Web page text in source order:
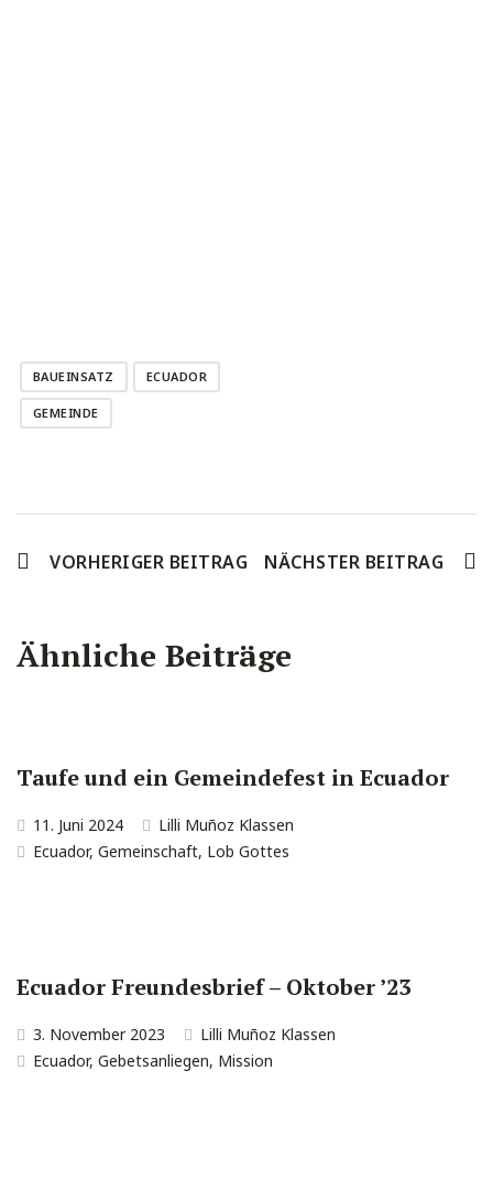
BAUEINSATZ ECUADOR
GEMEINDE
VORHERIGER BEITRAG NÄCHSTER BEITRAG
Ähnliche Beiträge
Taufe und ein Gemeindefest in Ecuador
11. Juni 2024
Lilli Muñoz Klassen
Ecuador, Gemeinschaft, Lob Gottes
Ecuador Freundesbrief – Oktober ’23
3. November 2023
Lilli Muñoz Klassen
Ecuador, Gebetsanliegen, Mission